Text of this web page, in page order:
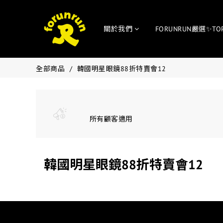
關於我們 FORUNRUN嚴選
全部商品 韓國明星眼鏡88折特賣會12
所有顧客適用
韓國明星眼鏡88折特賣會12